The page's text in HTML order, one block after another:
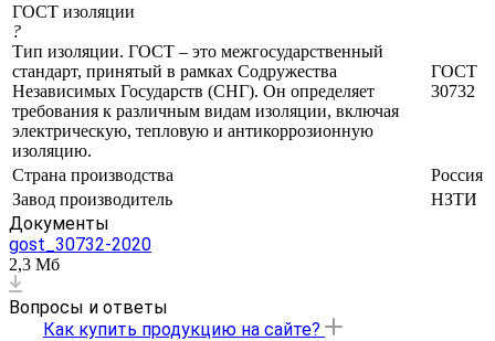
ГОСТ изоляции
?
Тип изоляции. ГОСТ – это межгосударственный
стандарт, принятый в рамках Содружества
Независимых Государств (СНГ). Он определяет
требования к различным видам изоляции, включая
электрическую, тепловую и антикоррозионную
изоляцию.
ГОСТ
30732
Страна производства
Россия
Завод производитель
НЗТИ
Документы
gost_30732-2020
2,3 Мб
Вопросы и ответы
Как купить продукцию на сайте?